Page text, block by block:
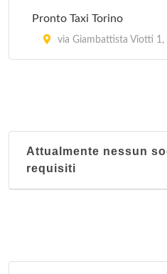
Pronto Taxi Torino
via Giambattista Viotti 1,
Attualmente nessun
requisiti